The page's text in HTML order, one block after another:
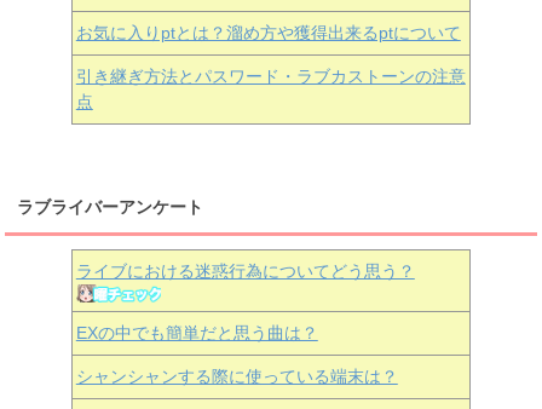
お気に入りptとは？溜め方や獲得出来るptについて
引き継ぎ方法とパスワード・ラブカストーンの注意
点
ラブライバーアンケート
ライブにおける迷惑行為についてどう思う？
EXの中でも簡単だと思う曲は？
シャンシャンする際に使っている端末は？